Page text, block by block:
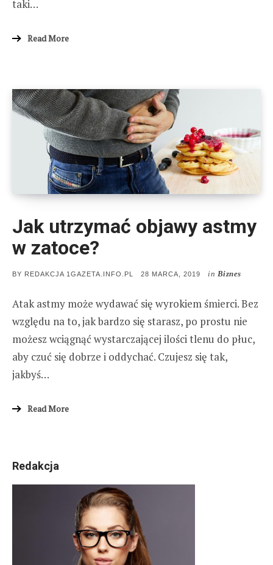
taki…
Read More
Jak utrzymać objawy astmy
w zatoce?
BY REDAKCJA 1GAZETA.INFO.PL
POSTED
28 MARCA, 2019 in Biznes
Atak astmy może wydawać się wyrokiem śmierci. Bez
względu na to, jak bardzo się starasz, po prostu nie
możesz wciągnąć wystarczającej ilości tlenu do płuc,
aby czuć się dobrze i oddychać. Czujesz się tak,
jakbyś…
Read More
Redakcja